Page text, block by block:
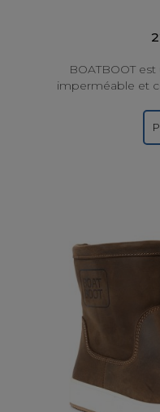
BOATBOOT
imperméable et